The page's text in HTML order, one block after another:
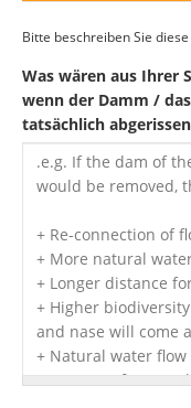
Bitte beschreiben Sie
Was wären aus Ihrer
wenn der Damm /
tatsächlich